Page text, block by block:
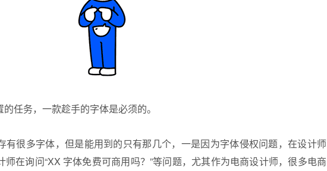
任务，一款趁手的字体是必须的。
有很多字体，但是能用到的只有那几个，一是因为字体侵权问题，在设计师
在询问“XX 字体免费可商用吗？”等问题，尤其作为电商设计师，很多电商